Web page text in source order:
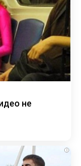
не
i